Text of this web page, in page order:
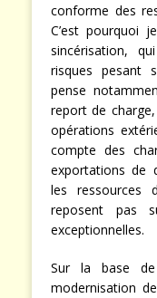
conforme des
C’est pourquoi
sincérisation,
risques pesant
pense
report de
opérations
compte des
exportations de
les ressources
reposent pas
exceptionnelles.
Sur la base
modernisation